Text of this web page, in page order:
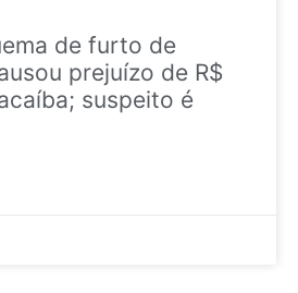
de furto de
prejuízo de R$
suspeito é